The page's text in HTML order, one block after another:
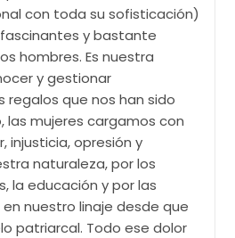
con toda su sofisticación)
y bastante
hombres. Es nuestra
y gestionar
que nos han sido
las mujeres cargamos con
injusticia, opresión y
naturaleza, por los
la educación y por las
nuestro linaje desde que
patriarcal. Todo ese dolor